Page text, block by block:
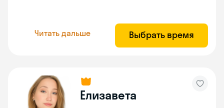
Читать дальше Выбрать время
Елизавета